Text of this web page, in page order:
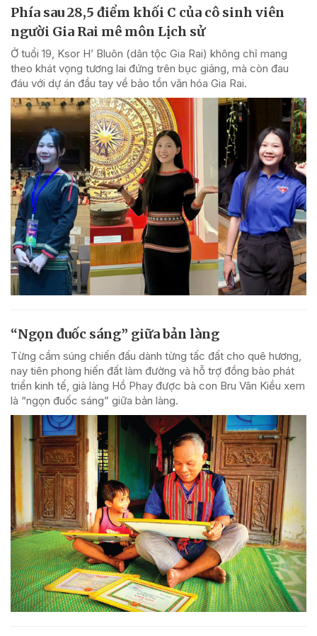
Phía sau 28,5 điểm khối C của cô sinh viên
người Gia Rai mê môn Lịch sử
Ở tuổi 19, Ksor H’ Bluôn (dân tộc Gia Rai) không chỉ mang
theo khát vọng tương lai đứng trên bục giảng, mà còn đau
đáu với dự án đầu tay về bảo tồn văn hóa Gia Rai.
“Ngọn đuốc sáng” giữa bản làng
Từng cầm súng chiến đấu dành từng tấc đất cho quê hương,
nay tiên phong hiến đất làm đường và hỗ trợ đồng bào phát
triển kinh tế, già làng Hồ Phay được bà con Bru Vân Kiều xem
là “ngọn đuốc sáng” giữa bản làng.